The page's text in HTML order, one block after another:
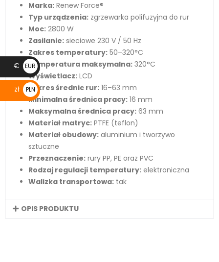
Marka: Renew Force®
Typ urządzenia: zgrzewarka polifuzyjna do rur
Moc: 2800 W
Zasilanie: sieciowe 230 V / 50 Hz
Zakres temperatury: 50–320°C
Temperatura maksymalna: 320°C
Wyświetlacz: LCD
Zakres średnic rur: 16–63 mm
Minimalna średnica pracy: 16 mm
Maksymalna średnica pracy: 63 mm
Materiał matryc: PTFE (teflon)
Materiał obudowy: aluminium i tworzywo
sztuczne
Przeznaczenie: rury PP, PE oraz PVC
Rodzaj regulacji temperatury: elektroniczna
Walizka transportowa: tak
OPIS PRODUKTU
€
EUR
€
zł
PLN
zł